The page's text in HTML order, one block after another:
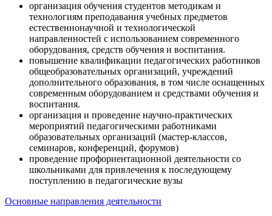
организация обучения студентов методикам и
технологиям преподавания учебных предметов
естественнонаучной и технологической
направленностей с использованием современного
оборудования, средств обучения и воспитания.
повышение квалификации педагогических работников
общеобразовательных организаций, учреждений
дополнительного образования, в том числе оснащенных
современным оборудованием и средствами обучения и
воспитания.
организация и проведение научно-практических
мероприятий педагогическими работниками
образовательных организаций (мастер-классов,
семинаров, конференций, форумов)
проведение профориентационной деятельности со
школьниками для привлечения к последующему
поступлению в педагогические вузы
Основные направления деятельности